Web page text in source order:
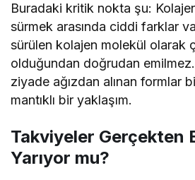
Buradaki kritik nokta şu:
sürmek arasında ciddi farklar
sürülen kolajen molekül olarak
olduğundan doğrudan
ziyade ağızdan alınan formlar
mantıklı bir yaklaşım.
Takviyeler Gerçekten
Yarıyor mu?